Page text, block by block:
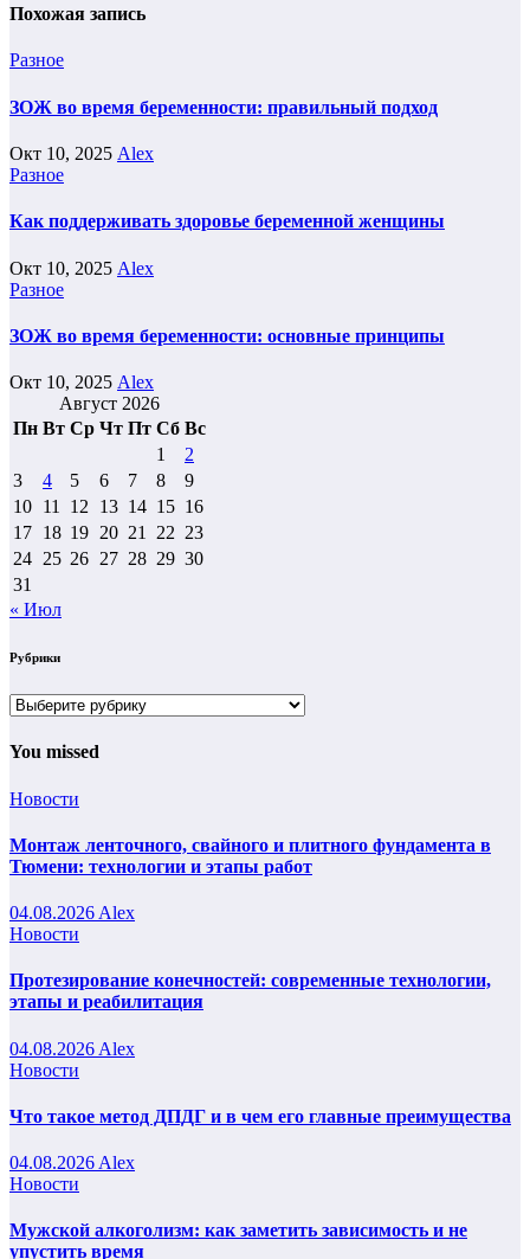
Похожая запись
Разное
ЗОЖ во время беременности: правильный подход
Окт 10, 2025 Alex
Разное
Как поддерживать здоровье беременной женщины
Окт 10, 2025 Alex
Разное
ЗОЖ во время беременности: основные принципы
Окт 10, 2025 Alex
Август 2026
Пн Вт Ср Чт Пт Сб Вс
1
2
3
4 5 6 7 8
9
10 11 12 13 14 15 16
17 18 19 20 21 22 23
24 25 26 27 28 29 30
31
« Июл
Рубрики
Рубрики
You missed
Новости
Монтаж ленточного, свайного и плитного фундамента в
Тюмени: технологии и этапы работ
04.08.2026 Alex
Новости
Протезирование конечностей: современные технологии,
этапы и реабилитация
04.08.2026 Alex
Новости
Что такое метод ДПДГ и в чем его главные преимущества
04.08.2026 Alex
Новости
Мужской алкоголизм: как заметить зависимость и не
упустить время